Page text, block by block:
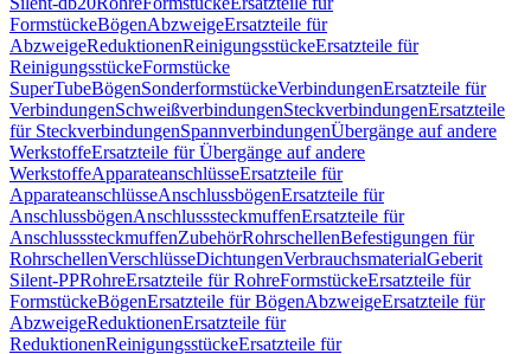
FormstückeBögenAbzweigeErsatzteile für
AbzweigeReduktionenReinigungsstückeErsatzteile für
ReinigungsstückeFormstücke
SuperTubeBögenSonderformstückeVerbindungenErsatzteile für
VerbindungenSchweißverbindungenSteckverbindungenErsatzteile
für SteckverbindungenSpannverbindungenÜbergänge auf andere
WerkstoffeErsatzteile für Übergänge auf andere
WerkstoffeApparateanschlüsseErsatzteile für
ApparateanschlüsseAnschlussbögenErsatzteile für
AnschlussbögenAnschlusssteckmuffenErsatzteile für
AnschlusssteckmuffenZubehörRohrschellenBefestigungen für
RohrschellenVerschlüsseDichtungenVerbrauchsmaterialGeberit
Silent-PPRohreErsatzteile für RohreFormstückeErsatzteile für
FormstückeBögenErsatzteile für BögenAbzweigeErsatzteile für
AbzweigeReduktionenErsatzteile für
ReduktionenReinigungsstückeErsatzteile für